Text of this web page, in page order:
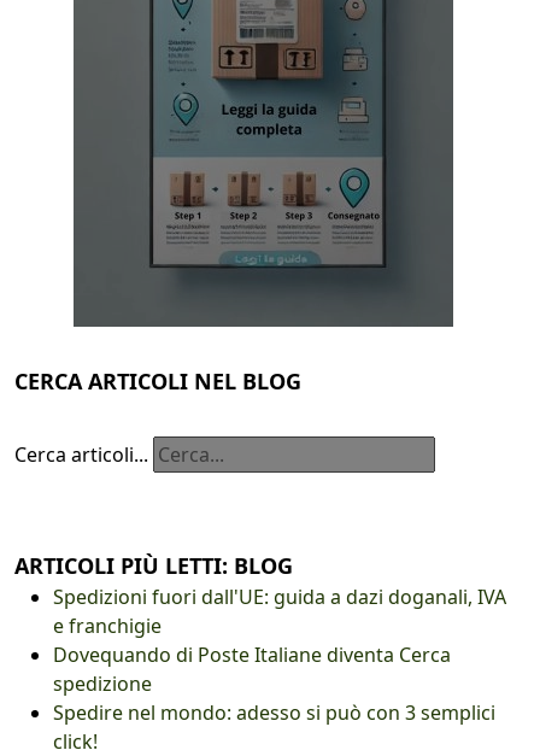
CERCA ARTICOLI NEL BLOG
Cerca articoli...
ARTICOLI PIÙ LETTI: BLOG
Spedizioni fuori dall'UE: guida a dazi doganali, IVA
e franchigie
Dovequando di Poste Italiane diventa Cerca
spedizione
Spedire nel mondo: adesso si può con 3 semplici
click!